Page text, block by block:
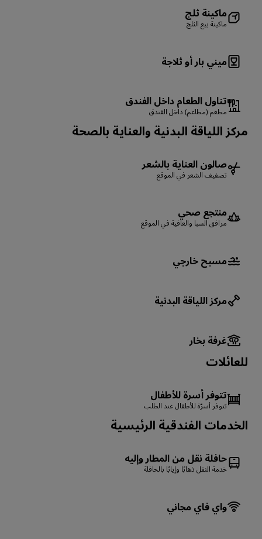
ماكينة ثلج
ماكينة بيع الثلج
ميني بار أو ثلاجة
تناول الطعام داخل الفندق
مطعم (مطاعم) داخل الفندق
مركز اللياقة البدنية والعناية بالصحة
صالون العناية بالشعر
تصفيف الشعر في الموقع
منتجع صحي
مرافق السبا والعافية في الموقع
مسبح خارجي
مركز اللياقة البدنية
غرفة بخار
للعائلات
تتوفر أسرة للأطفال
تتوفر أسرّة للأطفال عند الطلب
الخدمات الفندقية الرئيسية
حافلة نقل من المطار وإليه
خدمة النقل ذهابًا وإيابًا بالحافلة
واي فاي مجاني